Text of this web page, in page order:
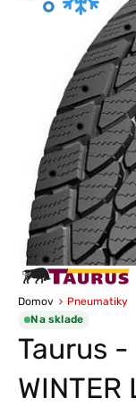
Domov
Pneumatiky
Na sklade
Taurus -
WINTER